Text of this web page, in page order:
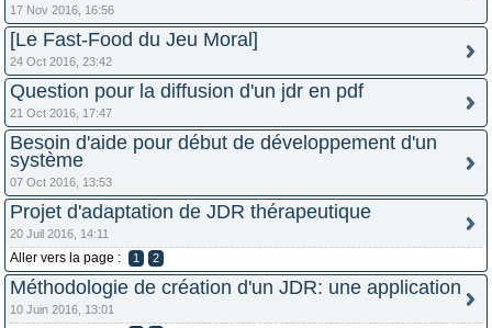
17 Nov 2016, 16:56
[Le Fast-Food du Jeu Moral]
24 Oct 2016, 23:42
Question pour la diffusion d'un jdr en pdf
21 Oct 2016, 17:47
Besoin d'aide pour début de développement d'un
système
07 Oct 2016, 13:53
Projet d'adaptation de JDR thérapeutique
20 Juil 2016, 14:11
Aller vers la page : 1 2
Méthodologie de création d'un JDR: une application
10 Juin 2016, 13:01